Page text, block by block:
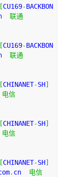
[CU169-BACKBON
联通
[CU169-BACKBON
联通
[CHINANET-SH]
电信
[CHINANET-SH]
电信
[CHINANET-SH]
. cn 电信